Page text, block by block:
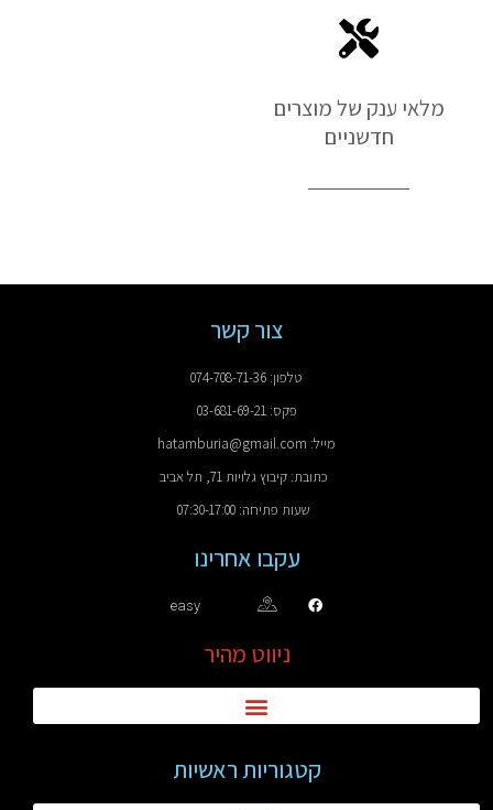
מלאי ענק של מוצרים
חדשניים
צור קשר
טלפון: 074-708-71-36
פקס: 03-681-69-21
מייל: hatamburia@gmail.com
כתובת: קיבוץ גלויות 71, תל אביב
שעות פתיחה: 07:30-17:00
עקבו אחרינו
easy
ניווט מהיר
קטגוריות ראשיות